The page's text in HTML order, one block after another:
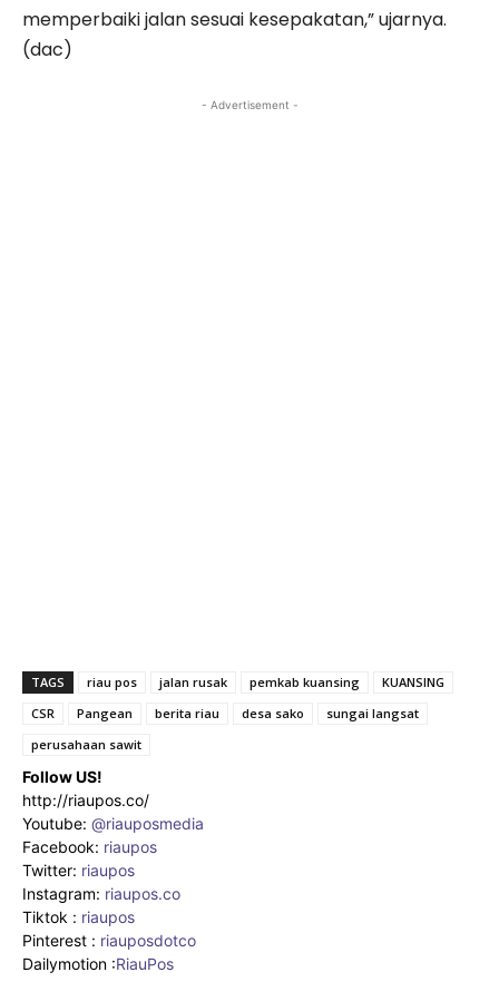
memperbaiki jalan sesuai kesepakatan,” ujarnya.
(dac)
- Advertisement -
TAGS riau pos jalan rusak pemkab kuansing
KUANSING
CSR
Pangean berita riau desa sako
sungai langsat
perusahaan sawit
Follow US!
http://riaupos.co/
Youtube: @riauposmedia
Facebook: riaupos
Twitter: riaupos
Instagram: riaupos.co
Tiktok : riaupos
Pinterest : riauposdotco
Dailymotion :RiauPos